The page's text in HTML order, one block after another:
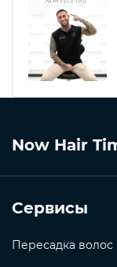
Now Hair
Сервисы
Пересадка волос